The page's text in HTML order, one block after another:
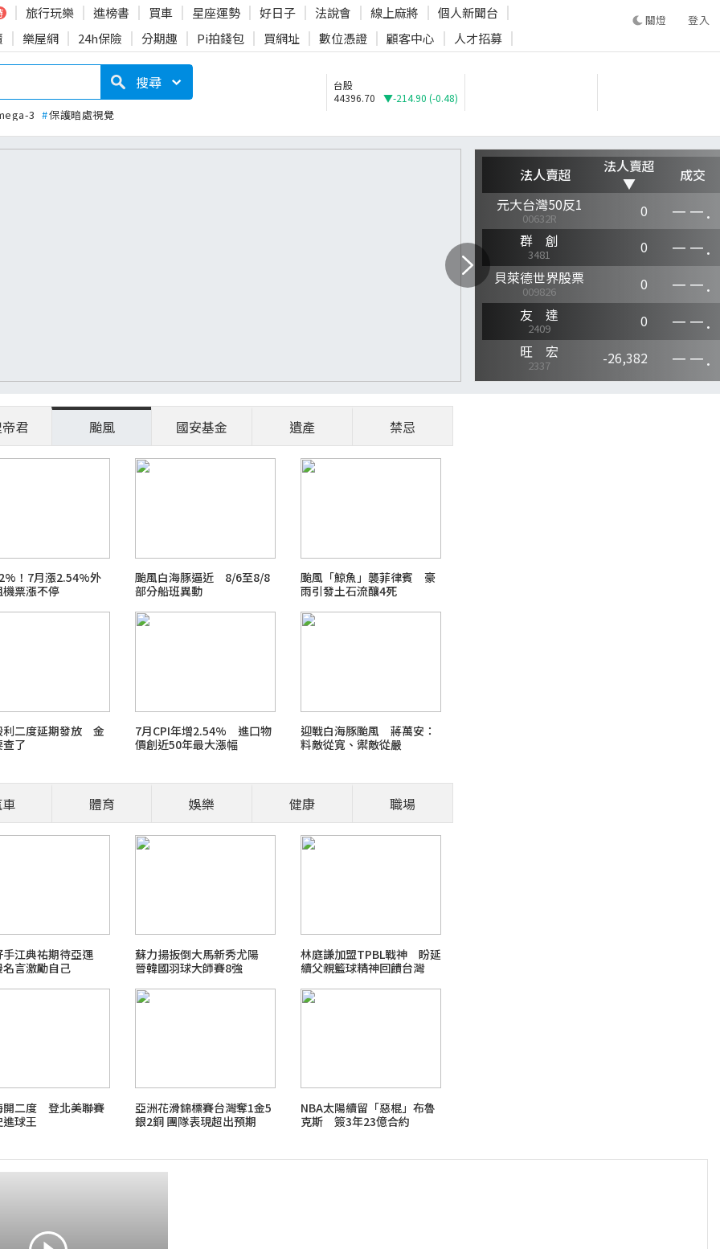
旅行玩樂 進榜書 買車 星座運勢 好日子 法說會 線上麻將
個人新聞台
樂屋網 24h保險 分期趣 Pi拍錢包 買網址 數位憑證 顧客中心 人才招募
登入
登入
搜尋
3 #保護暗處視覺
台股
44396.70
▼-214.90 (-0.48)
就是想討摸？先看看牠們的其他「肢體語
!
導 貓咪翻肚子代表對環境感到放鬆與信任，但不一定代表「同意被摸」，腹部是其脆弱
需結合其他肢體語言綜合判斷。 翻肚子可能代表信任，但不代表一定想被摸 貓咪主動
君 颱風 國安基金 遺產 禁忌
！7月漲2.54%外
票漲不停
颱風白海豚逼近 8/6至8/8
部分船班異動
颱風「鯨魚」襲菲律賓 豪
雨引發土石流釀4死
利二度延期發放 金
查了
7月CPI年增2.54% 進口物
價創近50年最大漲幅
迎戰白海豚颱風 蔣萬安：
料敵從寬、禦敵從嚴
體育 娛樂 健康 職場
手江典祐期待亞運
言激勵自己
蘇力揚扳倒大馬新秀尤陽
晉韓國羽球大師賽8強
林庭謙加盟TPBL戰神 盼延
續父親籃球精神回饋台灣
開二度 登北美聯賽
球王
亞洲花滑錦標賽台灣奪1金5
銀2銅 團隊表現超出預期
NBA太陽續留「惡棍」布魯
克斯 簽3年23億合約